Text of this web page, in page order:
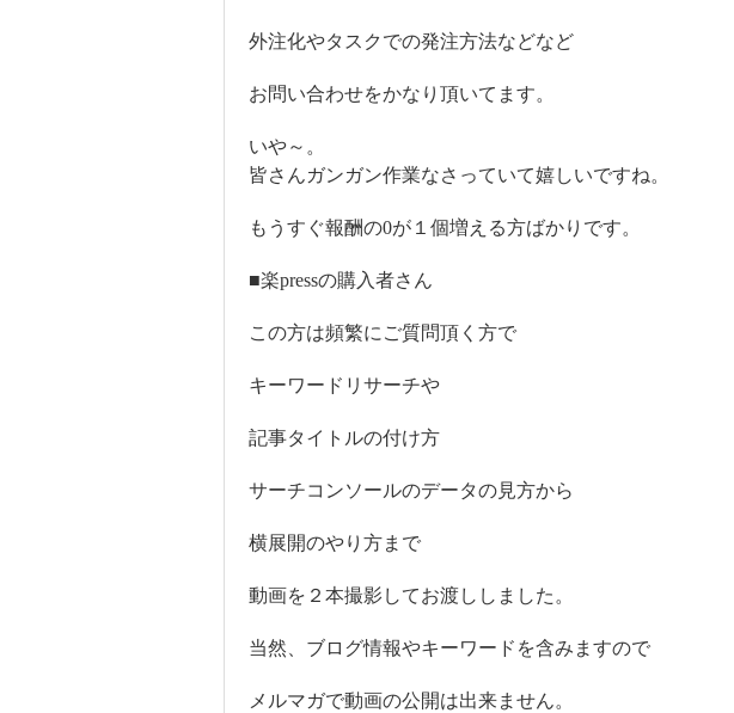
外注化やタスクでの発注方法などなど
お問い合わせをかなり頂いてます。
いや～。
皆さんガンガン作業なさっていて嬉しいですね。
もうすぐ報酬の0が１個増える方ばかりです。
■楽pressの購入者さん
この方は頻繁にご質問頂く方で
キーワードリサーチや
記事タイトルの付け方
サーチコンソールのデータの見方から
横展開のやり方まで
動画を２本撮影してお渡ししました。
当然、ブログ情報やキーワードを含みますので
メルマガで動画の公開は出来ません。